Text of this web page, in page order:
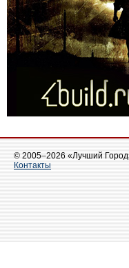
© 2005–2026 «Лучший
Контакты